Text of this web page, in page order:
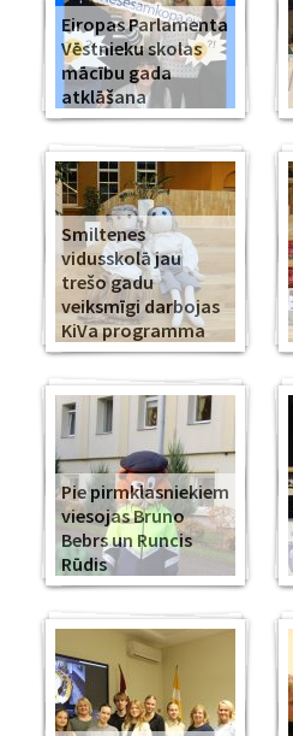
Eiropas Parlamenta
Vēstnieku skolas
mācību gada
atklāšana
Smiltenes
vidusskolā jau
trešo gadu
veiksmīgi darbojas
KiVa programma
Pie pirmklasniekiem
viesojas Bruno
Bebrs un Runcis
Rūdis